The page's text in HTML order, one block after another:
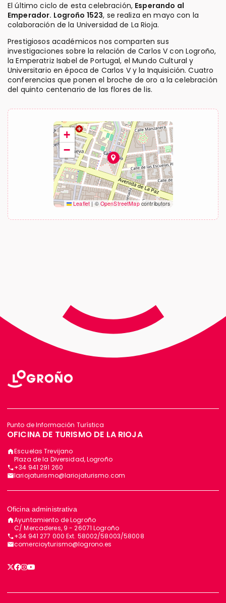
El último ciclo de esta celebración, Esperando al
Emperador. Logroño 1523, se realiza en mayo con la
colaboración de la Universidad de La Rioja.
Prestigiosos académicos nos comparten sus
investigaciones sobre la relación de Carlos V con Logroño,
la Emperatriz Isabel de Portugal, el Mundo Cultural y
Universitario en época de Carlos V y la Inquisición. Cuatro
conferencias que ponen el broche de oro a la celebración
del quinto centenario de las flores de lis.
+
−
Leaflet | © OpenStreetMapcontributors
Punto de Información Turística
OFICINA DE TURISMO DE LA RIOJA
Escuelas Trevijano
Plaza de la Diversidad, Logroño
+34 941 291 260
lariojaturismo@lariojaturismo.com
Oficina administrativa
Ayuntamiento de Logroño
C/ Mercaderes, 9 - 26071 Logroño
+34 941 277 000 Ext. 58002/58003/58008
comercioyturismo@logrono.es